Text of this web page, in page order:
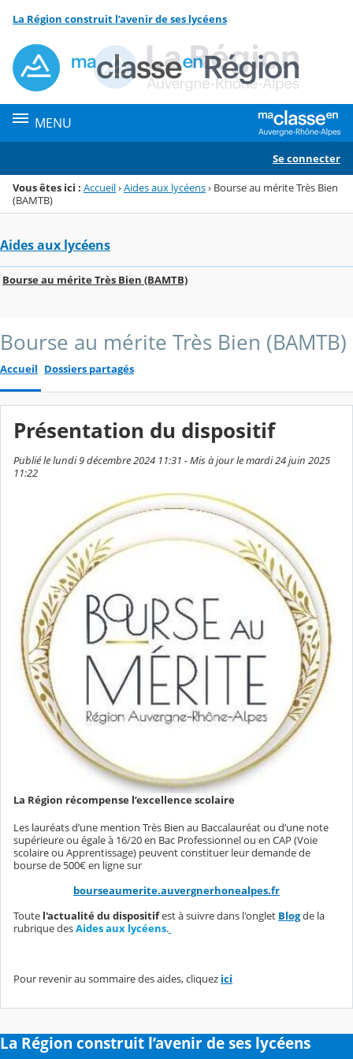
Menu de la rubrique
Contenu
La Région construit l’avenir de ses lycéens
MENU
Se connecter
Vous êtes ici : Accueil›Aides aux lycéens› Bourse au mérite Très Bien
(BAMTB)
Aides aux lycéens
Bourse au mérite Très Bien (BAMTB)
Bourse au mérite Très Bien (BAMTB)
Accueil Dossiers partagés
Présentation du dispositif
Publié le lundi 9 décembre 2024 11:31 - Mis à jour le mardi 24 juin 2025
11:22
La Région récompense l’excellence scolaire
Les lauréats d’une mention Très Bien au Baccalauréat ou d’une note
supérieure ou égale à 16/20 en Bac Professionnel ou en CAP (Voie
scolaire ou Apprentissage) peuvent constituer leur demande de
bourse de 500€ en ligne sur
bourseaumerite.auvergnerhonealpes.fr
Toute l'actualité du dispositifest à suivre dans l'onglet Blogde la
rubrique desAides aux lycéens.
Pour revenir au sommaire des aides, cliquez ici
La Région construit l’avenir de ses lycéens